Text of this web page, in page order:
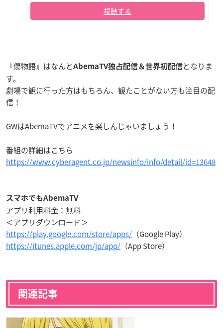
視聴する
『傷物語』はなんとAbemaTV独占配信＆世界初配信となりま
す。
劇場で観に行った方はもちろん、観たことがない方も注目の配
信！
GWはAbemaTVでアニメを楽しんじゃいましょう！
番組の詳細はこちら
https://www.cyberagent.co.jp/newsinfo/info/detail/id=13648
スマホでもAbemaTV
アプリ利用料金：無料
＜アプリダウンロード＞
https://play.google.com/store/apps/ （Google Play）
https://itunes.apple.com/jp/app/ （App Store）
関連記事